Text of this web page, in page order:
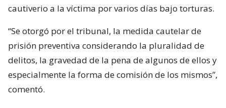
cautiverio a la víctima por varios días bajo torturas.
“Se otorgó por el tribunal, la medida cautelar de
prisión preventiva considerando la pluralidad de
delitos, la gravedad de la pena de algunos de ellos y
especialmente la forma de comisión de los mismos”,
comentó.